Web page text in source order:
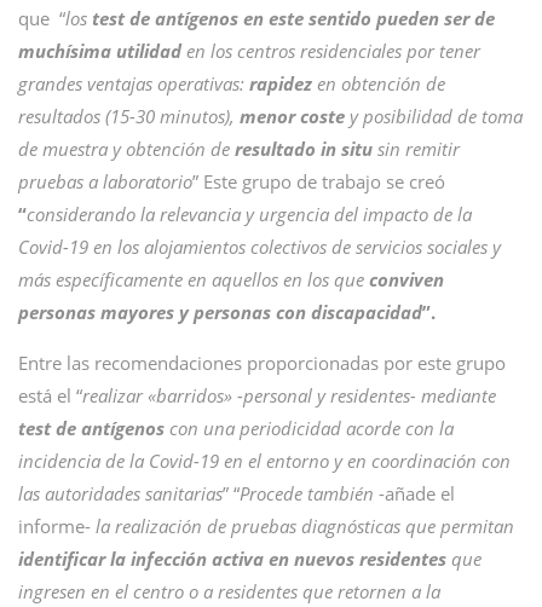
que “los test de antígenos en este sentido pueden ser de
muchísima utilidaden los centros residenciales por tener
grandes ventajas operativas: rapidez en obtención de
resultados (15-30 minutos), menor coste y posibilidad de toma
de muestra y obtención de resultado in situ sin remitir
pruebas a laboratorio” Este grupo de trabajo se creó
“considerando la relevancia y urgencia del impacto de la
Covid-19 en los alojamientos colectivos de servicios sociales y
más específicamente en aquellos en los que conviven
personas mayores y personas con discapacidad”.
Entre las recomendaciones proporcionadas por este grupo
está el “realizar «barridos» -personal y residentes- mediante
test de antígenos con una periodicidad acorde con la
incidencia de la Covid-19 en el entorno y en coordinación con
las autoridades sanitarias” “Procede también -añade el
informe- la realización de pruebas diagnósticas que permitan
identificar la infección activa en nuevos residentes que
ingresen en el centro o a residentes que retornen a la